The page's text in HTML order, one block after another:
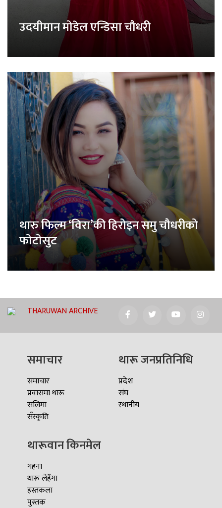
उदयीमान मोडेल एन्डिसा चौधरी
थारु फिल्म ‘विरा’की हिरोइन समु चौधरीको
फोटोसुट
THARUWAN ARCHIVE
समाचार
समाचार
प्रवासमा थारू
सलिमा
सँस्कृति
थारू जनप्रतिनिधि
प्रदेश
संघ
स्थानीय
थारूवान किनमेल
गहना
थारू लेहेँगा
हस्तकला
पुस्तक